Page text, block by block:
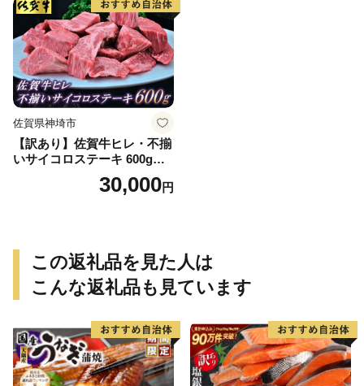
佐賀県神埼市
【訳あり】佐賀牛ヒレ・不揃
いサイコロステーキ 600g
【訳あり 牛肉 牛 佐賀牛 不揃
い ヒレ 切り落とし 600g】(H
30,000円
この返礼品を見た人は
こんな返礼品も見ています